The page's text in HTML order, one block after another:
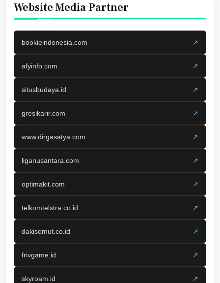
Website Media Partner
bookieindonesia.com ↗
afyinfo.com ↗
situsbudaya.id ↗
gresikarir.com ↗
www.dirgasatya.com ↗
liganusantara.com ↗
optimakit.com ↗
telkomtelstra.co.id ↗
dakisemut.co.id ↗
frivgame.id ↗
skyroam.id ↗